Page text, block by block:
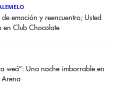
emoción y reencuentro; Usted
en Club Chocolate
weá”: Una noche imborrable en
Arena